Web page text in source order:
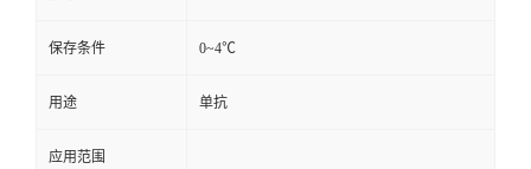
保存条件 0~4℃
用途 单抗
应用范围